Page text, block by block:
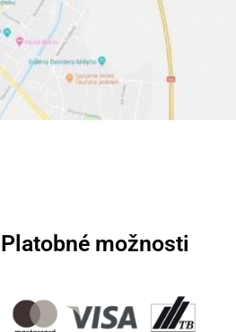
Platobné možnosti